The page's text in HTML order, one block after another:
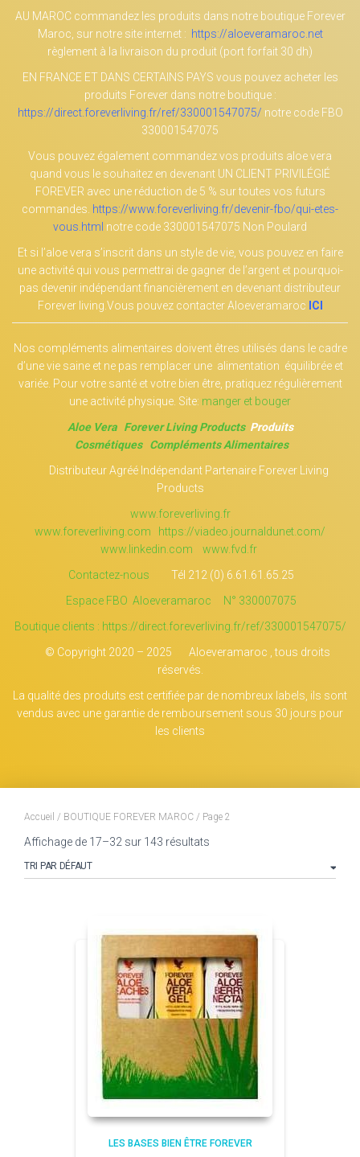
AU MAROC commandez les produits dans notre boutique Forever
Maroc, sur notre site internet : https://aloeveramaroc.net
règlement à la livraison du produit (port forfait 30 dh)
EN FRANCE ET DANS CERTAINS PAYS vous pouvez acheter les
produits Forever dans notre boutique :
https://direct.foreverliving.fr/ref/330001547075/ notre code FBO
330001547075
Vous pouvez également commandez vos produits aloe vera
quand vous le souhaitez en devenant UN CLIENT PRIVILÉGIÉ
FOREVER avec une réduction de 5 % sur toutes vos futurs
commandes. https://www.foreverliving.fr/devenir-fbo/qui-etes-
vous.html notre code 330001547075 Non Poulard
Et si l’aloe vera s’inscrit dans un style de vie, vous pouvez en faire
une activité qui vous permettrai de gagner de l’argent et pourquoi-
pas devenir indépendant financièrement en devenant distributeur
Forever living.Vous pouvez contacter Aloeveramaroc ICI
Nos compléments alimentaires doivent êtres utilisés dans le cadre
d’une vie saine et ne pas remplacer une alimentation équilibrée et
variée. Pour votre santé et votre bien être, pratiquez régulièrement
une activité physique. Site: manger et bouger
Aloe Vera Forever Living Products Produits
Cosmétiques Compléments Alimentaires
Distributeur Agréé Indépendant Partenaire Forever Living
Products
www.foreverliving.fr
www.foreverliving.com
https://viadeo.journaldunet.com/
www.linkedin.com
www.fvd.fr
Contactez-nous
Tél 212 (0) 6.61.61.65.25
Espace FBO Aloeveramaroc N° 330007075
Boutique clients : https://direct.foreverliving.fr/ref/330001547075/
© Copyright 2020 – 2025 Aloeveramaroc , tous droits
réservés.
La qualité des produits est certifiée par de nombreux labels, ils sont
vendus avec une garantie de remboursement sous 30 jours pour
les clients
Accueil / BOUTIQUE FOREVER MAROC / Page 2
Affichage de 17–32 sur 143 résultats
LES BASES BIEN ÊTRE FOREVER